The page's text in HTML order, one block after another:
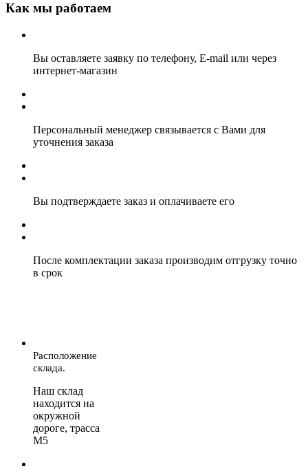
Как мы работаем
Вы оставляете заявку по телефону, E-mail или через
интернет-магазин
Персональный менеджер связывается с Вами для
уточнения заказа
Вы подтверждаете заказ и оплачиваете его
После комплектации заказа производим отгрузку точно
в срок
Расположение
склада.
Наш склад
находится на
окружной
дороге, трасса
М5